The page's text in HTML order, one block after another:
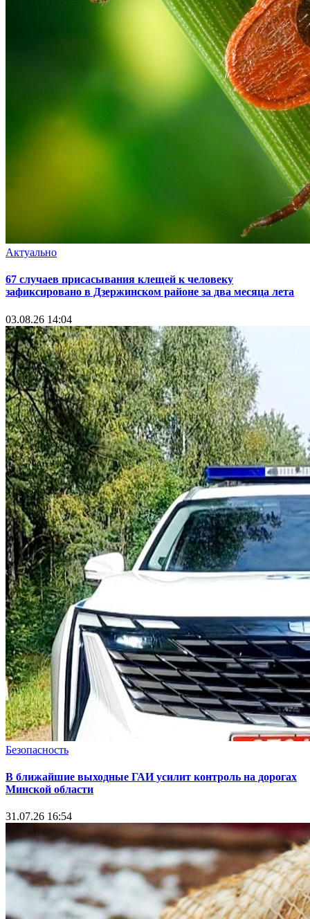
Актуально
67 случаев присасывания клещей к человеку
зафиксировано в Дзержинском районе за два месяца лета
03.08.26 14:04
Безопасность
В ближайшие выходные ГАИ усилит контроль на дорогах
Минской области
31.07.26 16:54